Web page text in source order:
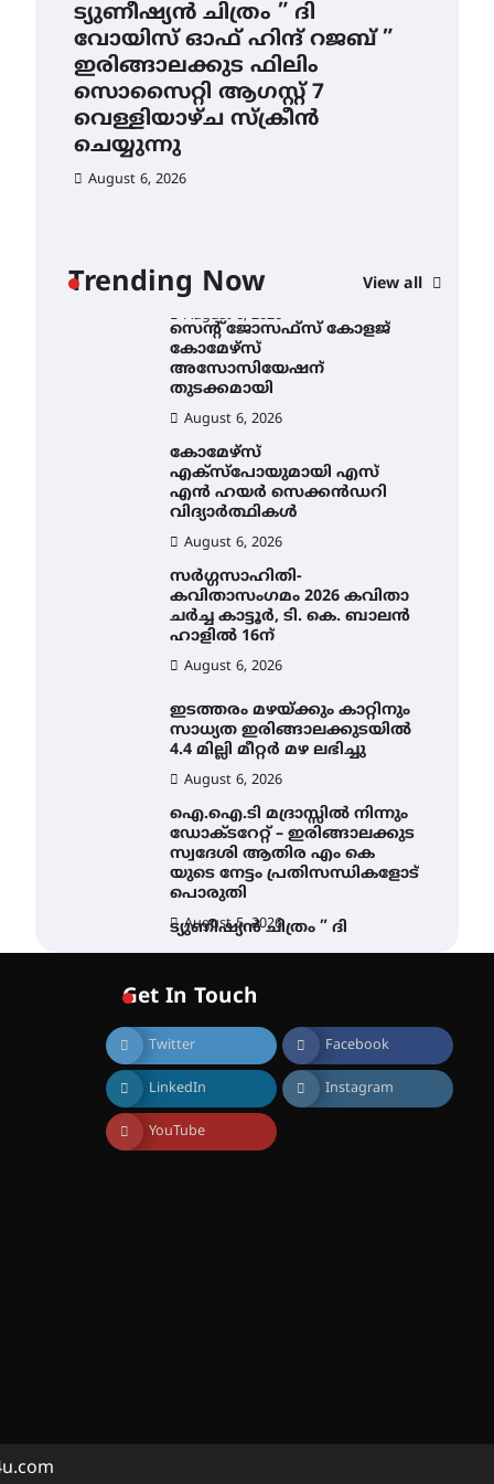
ട്യുണീഷ്യൻ ചിത്രം ” ദി
വോയിസ് ഓഫ് ഹിന്ദ് റജബ് ”
ഇരിങ്ങാലക്കുട ഫിലിം
സൊസൈറ്റി ആഗസ്റ്റ് 7
വെള്ളിയാഴ്ച സ്‌ക്രീൻ
ചെയ്യുന്നു
August 6, 2026
Trending Now View all
4.4 മില്ലി മീറ്റർ മഴ ലഭിച്ചു
August 6, 2026
ഐ.ഐ.ടി മദ്രാസ്സിൽ നിന്നും
ഡോക്ടറേറ്റ് – ഇരിങ്ങാലക്കുട
സ്വദേശി ആതിര എം കെ
യുടെ നേട്ടം പ്രതിസന്ധികളോട്
പൊരുതി
August 5, 2026
ട്യുണീഷ്യൻ ചിത്രം ” ദി
ചെയ്യുന്നു
August 6, 2026
സെന്റ് ജോസഫ്സ് കോളജ്
കോമേഴ്‌സ്
അസോസിയേഷന്
തുടക്കമായി
August 6, 2026
കോമേഴ്സ്
എക്സ്പോയുമായി എസ്
എൻ ഹയർ സെക്കൻഡറി
വിദ്യാർത്ഥികൾ
August 6, 2026
സർഗ്ഗസാഹിതി-
കവിതാസംഗമം 2026 കവിതാ
ചർച്ച കാട്ടൂർ, ടി. കെ. ബാലൻ
ഹാളിൽ 16ന്
August 6, 2026
ഇടത്തരം മഴയ്ക്കും കാറ്റിനും
സാധ്യത ഇരിങ്ങാലക്കുടയിൽ
4.4 മില്ലി മീറ്റർ മഴ ലഭിച്ചു
August 6, 2026
ഐ.ഐ.ടി മദ്രാസ്സിൽ നിന്നും
ഡോക്ടറേറ്റ് – ഇരിങ്ങാലക്കുട
സ്വദേശി ആതിര എം കെ
യുടെ നേട്ടം പ്രതിസന്ധികളോട്
പൊരുതി
August 5, 2026
ട്യുണീഷ്യൻ ചിത്രം ” ദി
സൊസൈറ്റി ആഗസ്റ്റ് 7
വെള്ളിയാഴ്ച സ്‌ക്രീൻ
ചെയ്യുന്നു
August 6, 2026
സെന്റ് ജോസഫ്സ് കോളജ്
കോമേഴ്‌സ്
അസോസിയേഷന്
തുടക്കമായി
Get In Touch
Twitter Facebook
LinkedIn Instagram
YouTube